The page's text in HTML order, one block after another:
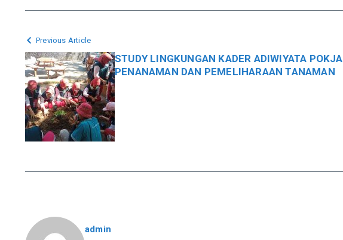
Previous Article
STUDY LINGKUNGAN KADER ADIWIYATA POKJA
PENANAMAN DAN PEMELIHARAAN TANAMAN
admin